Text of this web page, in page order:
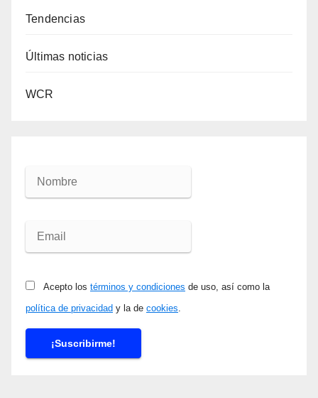
Tendencias
Últimas noticias
WCR
Acepto los términos y condiciones de uso, así como la
política de privacidad y la de cookies